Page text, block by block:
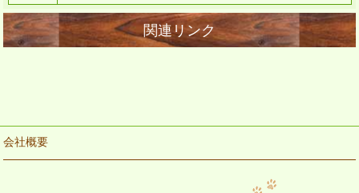
会社概要